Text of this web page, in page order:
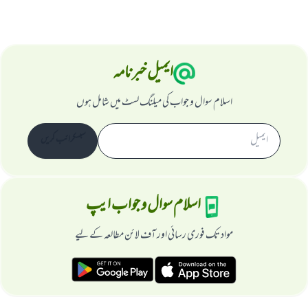
ایمیل خبرنامہ
اسلام سوال و جواب کی میلنگ لسٹ میں شامل ہوں
اسلام سوال و جواب ایپ
مواد تک فوری رسائی اور آف لائن مطالعہ کے لیے